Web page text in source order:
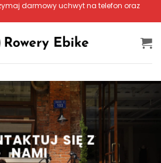
darmowy uchwyt na telefon oraz
SIĘ Z
NAMI